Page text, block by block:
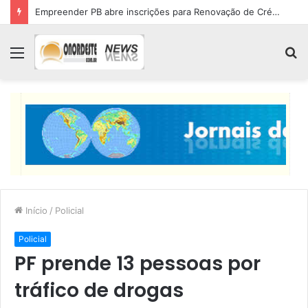
Empreender PB abre inscrições para Renovação de Crédito
Menu
Início / Policial
Policial
PF prende 13 pessoas por
tráfico de drogas